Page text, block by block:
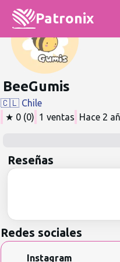
Patronix
BeeGumis
🇨🇱 Chile
★ 0 (0) 1 ventas Hace 2
Reseñas
Redes sociales
Instagram